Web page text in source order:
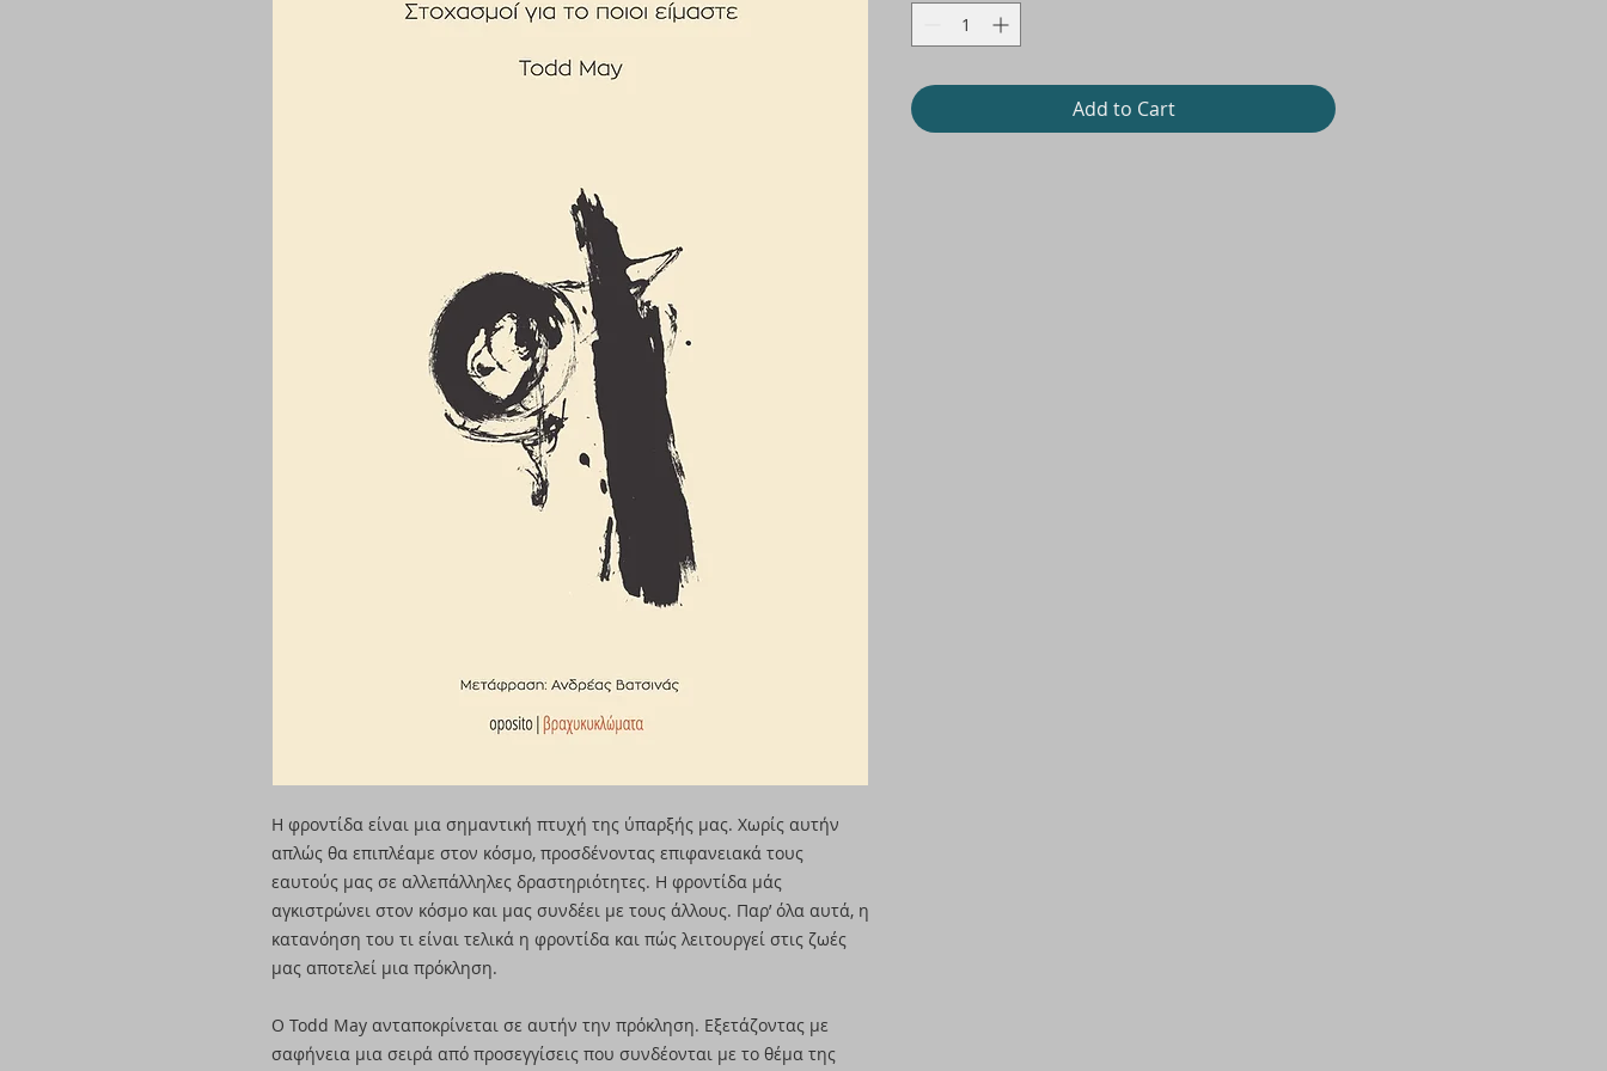
Η φροντίδα είναι μια σημαντική πτυχή της ύπαρξής μας. Χωρίς αυτήν
απλώς θα επιπλέαμε στον κόσμο, προσδένοντας επιφανειακά τους
εαυτούς μας σε αλλεπάλληλες δραστηριότητες. Η φροντίδα μάς
αγκιστρώνει στον κόσμο και μας συνδέει με τους άλλους. Παρ’ όλα αυτά, η
κατανόηση του τι είναι τελικά η φροντίδα και πώς λειτουργεί στις ζωές
μας αποτελεί μια πρόκληση.
Ο Todd May ανταποκρίνεται σε αυτήν την πρόκληση. Εξετάζοντας με
σαφήνεια μια σειρά από προσεγγίσεις που συνδέονται με το θέμα της
Add to Cart